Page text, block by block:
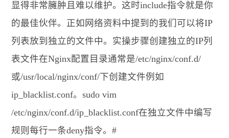
显得非常臃肿且难以维护。这时include指令就是你
的最佳伙伴。正如网络资料中提到的我们可以将IP
列表放到独立的文件中。实操步骤创建独立的IP列
表文件在Nginx配置目录通常是/etc/nginx/conf.d/
或/usr/local/nginx/conf/下创建文件例如
ip_blacklist.conf。sudo vim
/etc/nginx/conf.d/ip_blacklist.conf在独立文件中编写
规则每行一条deny指令。#